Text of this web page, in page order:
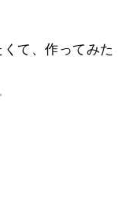
て、作ってみた